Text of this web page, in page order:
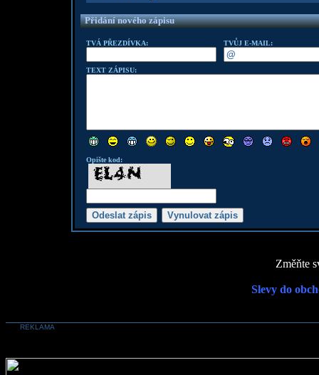
Přidání nového zápisu
TVÁ PŘEZDÍVKA: TVŮJ E-MAIL:
TEXT ZÁPISU:
Opište kod:
Změňte
Slevy do
REKLAMA